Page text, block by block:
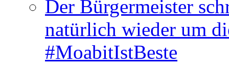
Der Bürgermeister
natürlich wieder um
#MoabitIstBeste